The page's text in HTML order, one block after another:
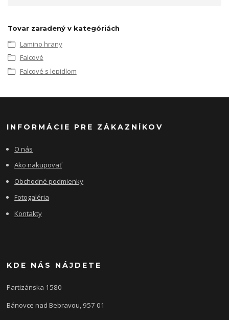
Tovar zaradený v kategóriách
Lamino hrany
Falcové
Falcové s lepidlom
INFORMÁCIE PRE ZÁKAZNÍKOV
O nás
Ako nakupovať
Obchodné podmienky
Fotogaléria
Kontakty
KDE NÁS NÁJDETE
Partizánska 1580
Bánovce nad Bebravou, 957 01